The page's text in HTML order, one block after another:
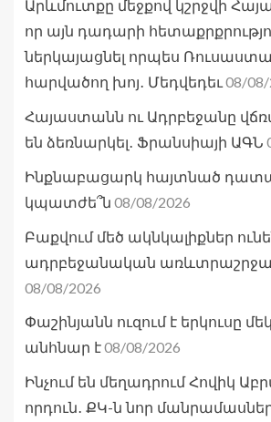
Արևմուտքը մեջքով կշրջվի
որ այն դադարի
ներկայացնել որպես
հարվածող խոյ․ Մեդվեդեւ08/08/
Հայաստանն ու Ադրբեջանը
են ձեռնարկել․ Ֆրանսիայի ԱԳՆ
Ինքնաբացարկ հայտնած
կպատժե՞ն 08/08/2026
Բաքվում մեծ ակնկալիքներ
ադրբեջանական
08/08/2026
Փաշինյանն ուզում է երկուսը
անհնար է08/08/2026
Ինչում են մեղադրում Հովիկ
որդուն․ ՔԿ-ն նոր